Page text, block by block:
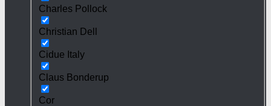
Charles Pollock
Christian Dell
Cidue Italy
Claus Bonderup
Cor